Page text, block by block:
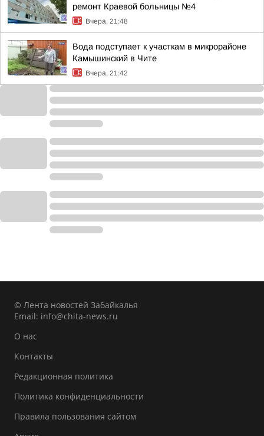
ремонт Краевой больницы №4
Вчера, 21:48
Вода подступает к участкам в микрорайоне
Камышинский в Чите
Вчера, 21:42
© Лента новостей Забайкалья
Email: info@chita-news.ru
О нас
Контакты
Редакционная политика
Политика конфиденциальности
Правила пользования сайтом